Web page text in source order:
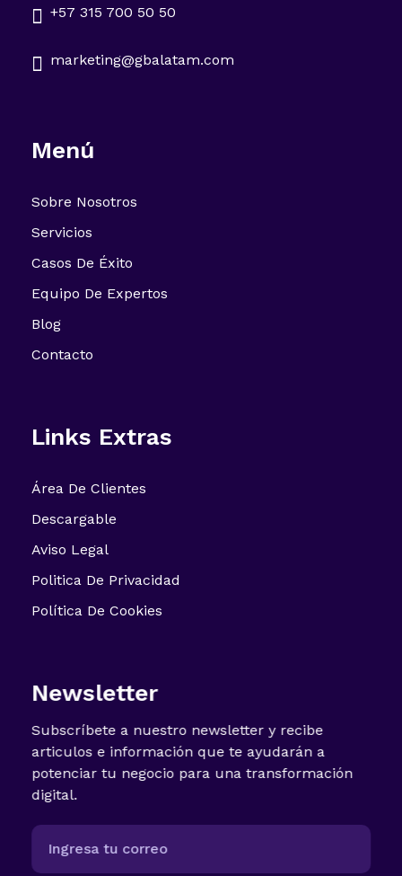
+57 315 700 50 50
marketing@gbalatam.com
Menú
Sobre Nosotros
Servicios
Casos De Éxito
Equipo De Expertos
Blog
Contacto
Links Extras
Área De Clientes
Descargable
Aviso Legal
Politica De Privacidad
Política De Cookies
Newsletter
Subscríbete a nuestro newsletter y recibe
articulos e información que te ayudarán a
potenciar tu negocio para una transformación
digital.